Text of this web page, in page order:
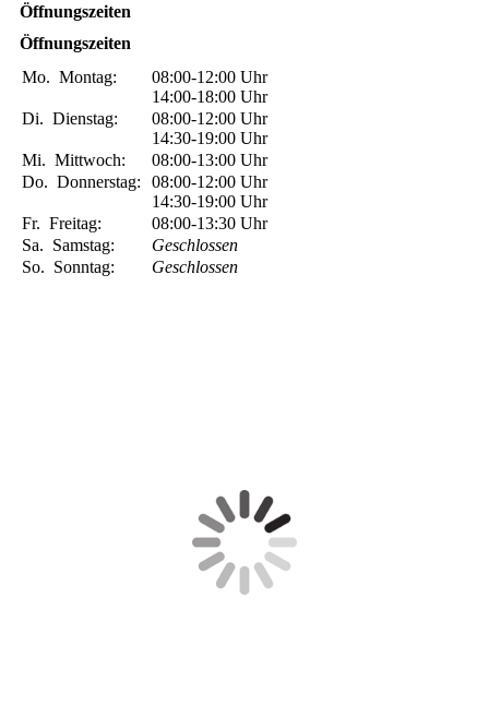
Öffnungszeiten
Öffnungszeiten
Mo. Montag: 08:00-12:00Uhr
14:00-18:00Uhr
Di. Dienstag: 08:00-12:00Uhr
14:30-19:00Uhr
Mi. Mittwoch: 08:00-13:00Uhr
Do. Donnerstag: 08:00-12:00Uhr
14:30-19:00Uhr
Fr. Freitag: 08:00-13:30Uhr
Sa. Samstag:
Geschlossen
So. Sonntag: Geschlossen